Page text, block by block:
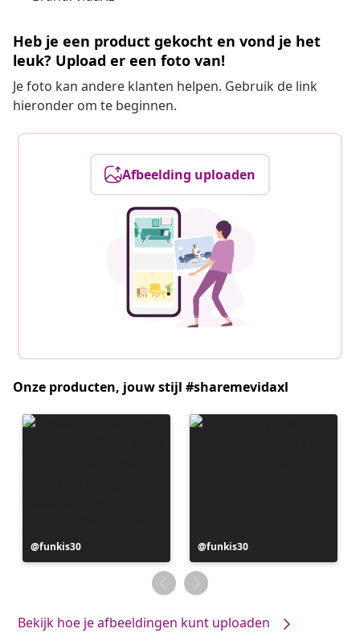
Heb je een product gekocht en vond je het
leuk? Upload er een foto van!
Je foto kan andere klanten helpen. Gebruik de link
hieronder om te beginnen.
Afbeelding uploaden
Onze producten, jouw stijl #sharemevidaxl
Bericht
gepubliceerd
funkis30
Bericht
gepubliceerd
door
funkis30
Bekijk hoe je afbeeldingen kunt uploaden